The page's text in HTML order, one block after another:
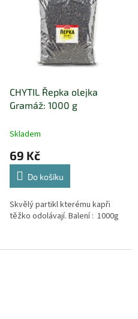
CHYTIL Řepka olejka
Gramáž: 1000 g
Skladem
69 Kč
Do košíku
Skvělý partikl kterému kapři
těžko odolávají. Balení : 1000g